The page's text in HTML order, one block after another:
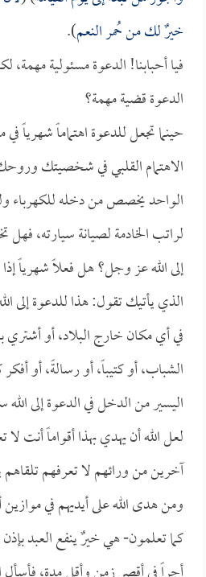
خيرٌ لك من حُمر النعم).
فيا أحبابنا! الدعوة مسئولية
الدعوة قضية مهمة؟
حينما تجعل للدعوة اهتماماً شهرياً
الاهتمام القلبي في شخصيتك
الواحد يخصص من دخله للكهرباء
لراتب الخادمة لصيانة سيارته،
إلى الله عز وجل؟ هل فعلاً شهرياً
الذي يأتيك تقول: هذا للدعوة إلى
في أي مكان خارج البلاد، أو أشتري
الشباب، أو كتيباً، أو رسالةً، أو
اليسير من الدخل في الدعوة إلى
لعل الله أن يهدي بهذا أقواماً أنت
آخرين من ورائهم لا تعرفهم تلقاهم
ومن هدى الله على أيديهم في
كما تعلمون- هي خيرٌ ينفع العبد